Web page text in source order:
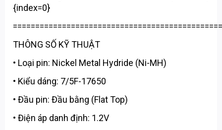
{index=0}
THÔNG SỐ KỸ THUẬT
• Loại pin: Nickel Metal Hydride (Ni-MH)
• Kiểu dáng: 7/5F-17650
• Đầu pin: Đầu bằng (Flat Top)
• Điện áp danh định: 1.2V